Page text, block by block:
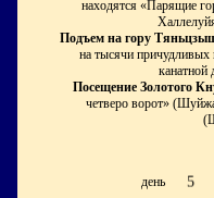
находятся «Парящие
Подъем на гору
на тысячи причудливых
канатной
Посещение Золотого
четверо ворот»
день
5